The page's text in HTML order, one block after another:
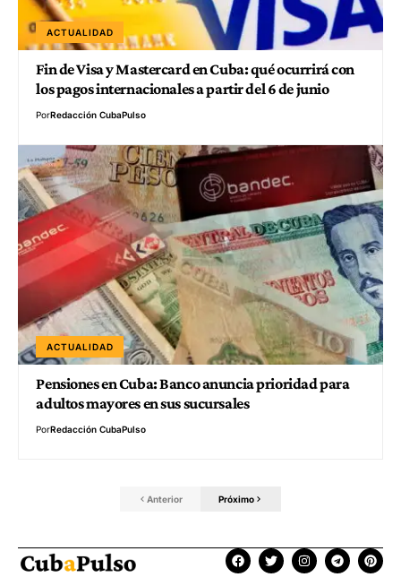
ACTUALIDAD
Fin de Visa y Mastercard en Cuba: qué ocurrirá con
los pagos internacionales a partir del 6 de junio
PorRedacción CubaPulso
ACTUALIDAD
Pensiones en Cuba: Banco anuncia prioridad para
adultos mayores en sus sucursales
PorRedacción CubaPulso
Anterior Próximo